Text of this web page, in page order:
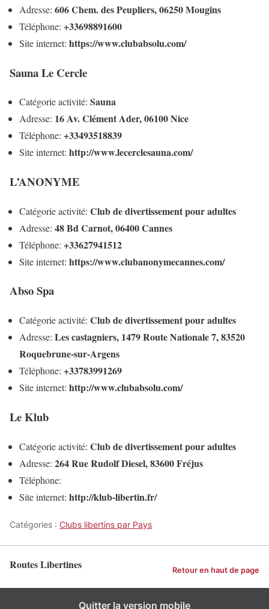
Adresse: 606 Chem. des Peupliers, 06250 Mougins
Téléphone: +33698891600
Site internet: https://www.clubabsolu.com/
Sauna Le Cercle
Catégorie activité: Sauna
Adresse: 16 Av. Clément Ader, 06100 Nice
Téléphone: +33493518839
Site internet: http://www.lecerclesauna.com/
L’ANONYME
Catégorie activité: Club de divertissement pour adultes
Adresse: 48 Bd Carnot, 06400 Cannes
Téléphone: +33627941512
Site internet: https://www.clubanonymecannes.com/
Abso Spa
Catégorie activité: Club de divertissement pour adultes
Adresse: Les castagniers, 1479 Route Nationale 7, 83520
Roquebrune-sur-Argens
Téléphone: +33783991269
Site internet: http://www.clubabsolu.com/
Le Klub
Catégorie activité: Club de divertissement pour adultes
Adresse: 264 Rue Rudolf Diesel, 83600 Fréjus
Téléphone:
Site internet: http://klub-libertin.fr/
Catégories : Clubs libertins par Pays
Routes Libertines Retour en haut de page
Quitter la version mobile